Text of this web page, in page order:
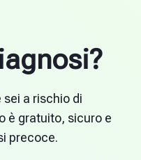
a rischio di
è gratuito, sicuro e
precoce.